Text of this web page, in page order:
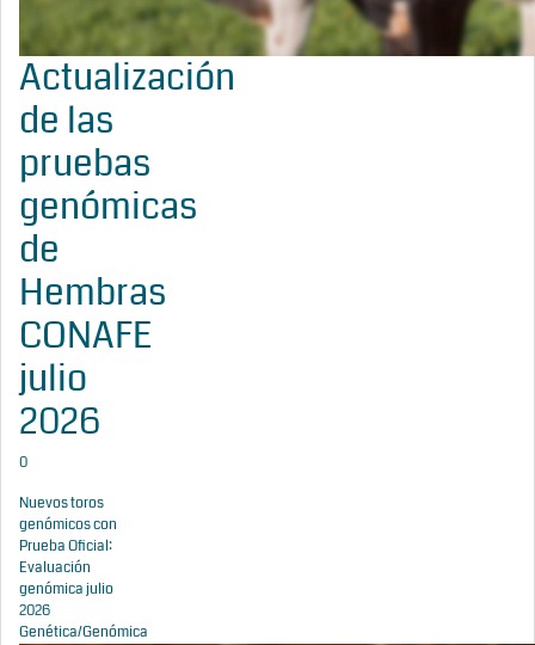
Actualización
de las
pruebas
genómicas
de
Hembras
CONAFE
julio
2026
0
Nuevos toros
genómicos con
Prueba Oficial:
Evaluación
genómica julio
2026
Genética/Genómica